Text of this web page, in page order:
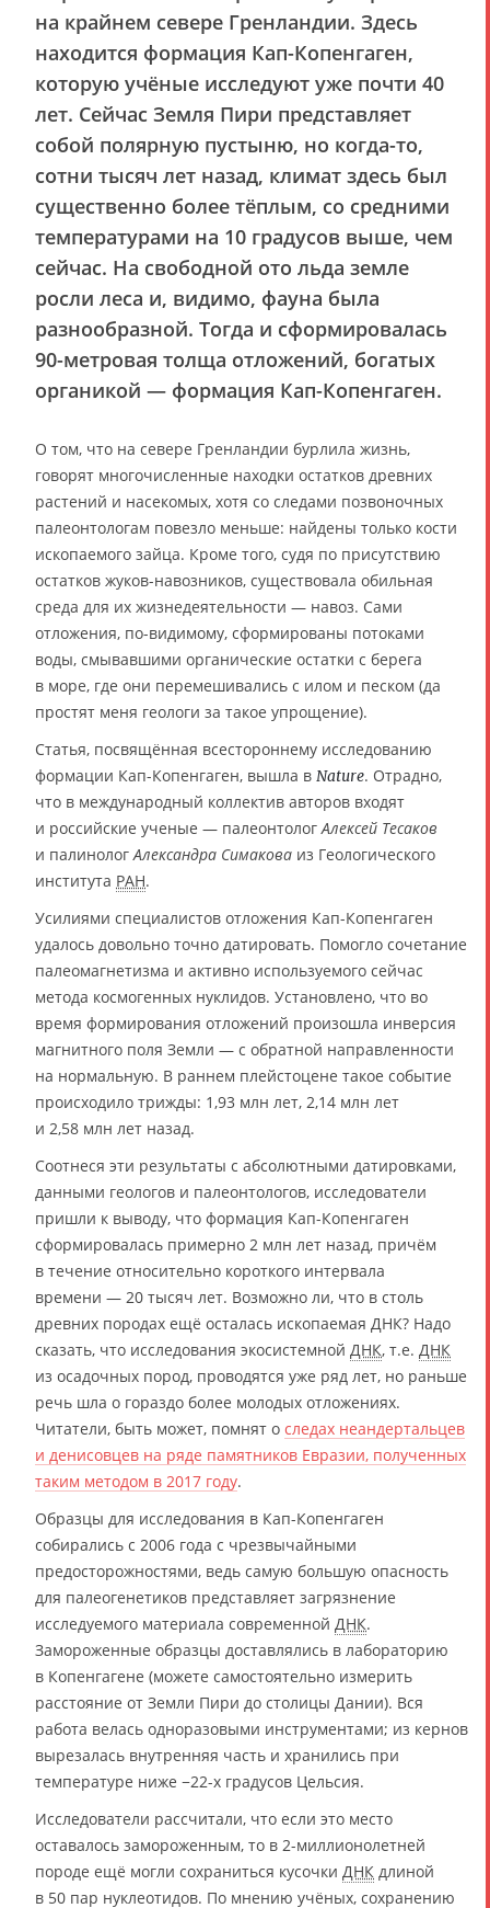
на крайнем севере Гренландии. Здесь
находится формация Кап-Копенгаген,
которую учёные исследуют уже почти 40
лет. Сейчас Земля Пири представляет
собой полярную пустыню, но когда-то,
сотни тысяч лет назад, климат здесь был
существенно более тёплым, со средними
температурами на 10 градусов выше, чем
сейчас. На свободной ото льда земле
росли леса и, видимо, фауна была
разнообразной. Тогда и сформировалась
90-метровая толща отложений, богатых
органикой — формация Кап-Копенгаген.
О том, что на севере Гренландии бурлила жизнь,
говорят многочисленные находки остатков древних
растений и насекомых, хотя со следами позвоночных
палеонтологам повезло меньше: найдены только кости
ископаемого зайца. Кроме того, судя по присутствию
остатков жуков-навозников, существовала обильная
среда для их жизнедеятельности — навоз. Сами
отложения, по-видимому, сформированы потоками
воды, смывавшими органические остатки с берега
в море, где они перемешивались с илом и песком (да
простят меня геологи за такое упрощение).
Статья, посвящённая всестороннему исследованию
формации Кап-Копенгаген, вышла в Nature. Отрадно,
что в международный коллектив авторов входят
и российские ученые — палеонтолог Алексей Тесаков
и палинолог Александра Симакова из Геологического
института РАН.
Усилиями специалистов отложения Кап-Копенгаген
удалось довольно точно датировать. Помогло сочетание
палеомагнетизма и активно используемого сейчас
метода космогенных нуклидов. Установлено, что во
время формирования отложений произошла инверсия
магнитного поля Земли — с обратной направленности
на нормальную. В раннем плейстоцене такое событие
происходило трижды: 1,93 млн лет, 2,14 млн лет
и 2,58 млн лет назад.
Соотнеся эти результаты с абсолютными датировками,
данными геологов и палеонтологов, исследователи
пришли к выводу, что формация Кап-Копенгаген
сформировалась примерно 2 млн лет назад, причём
в течение относительно короткого интервала
времени — 20 тысяч лет. Возможно ли, что в столь
древних породах ещё осталась ископаемая ДНК? Надо
сказать, что исследования экосистемной ДНК, т.е. ДНК
из осадочных пород, проводятся уже ряд лет, но раньше
речь шла о гораздо более молодых отложениях.
Читатели, быть может, помнят о следах неандертальцев
и денисовцев на ряде памятников Евразии, полученных
таким методом в 2017 году.
Образцы для исследования в Кап-Копенгаген
собирались с 2006 года с чрезвычайными
предосторожностями, ведь самую большую опасность
для палеогенетиков представляет загрязнение
исследуемого материала современной ДНК.
Замороженные образцы доставлялись в лабораторию
в Копенгагене (можете самостоятельно измерить
расстояние от Земли Пири до столицы Дании). Вся
работа велась одноразовыми инструментами; из кернов
вырезалась внутренняя часть и хранились при
температуре ниже −22-х градусов Цельсия.
Исследователи рассчитали, что если это место
оставалось замороженным, то в 2-миллионолетней
породе ещё могли сохраниться кусочки ДНК длиной
в 50 пар нуклеотидов. По мнению учёных, сохранению